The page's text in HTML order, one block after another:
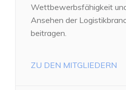
Wettbewerbsfähigkeit
Ansehen der
beitragen.
ZU DEN MITGLIEDERN